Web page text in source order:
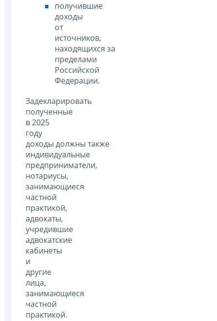
получившие
доходы
от
источников,
находящихся за
пределами
Российской
Федерации.
Задекларировать
полученные
в 2025
году
доходы должны также
индивидуальные
предприниматели,
нотариусы,
занимающиеся
частной
практикой,
адвокаты,
учредившие
адвокатские
кабинеты
и
другие
лица,
занимающиеся
частной
практикой.